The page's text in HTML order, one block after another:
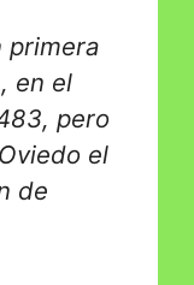
primera
en el
pero
el
de